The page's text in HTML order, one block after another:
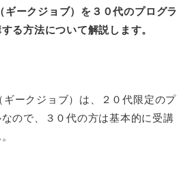
ギークジョブ）を３０代のプログラ
る方法について解説します。
ークジョブ）は、２０代限定のプ
ので、３０代の方は基本的に受講